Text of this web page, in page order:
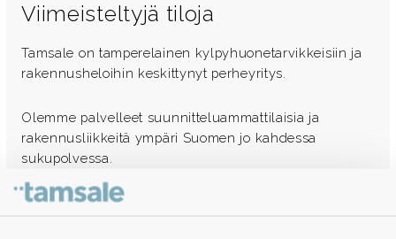
Viimeisteltyjä tiloja
Tamsale on tamperelainen kylpyhuonetarvikkeisiin ja
rakennusheloihin keskittynyt perheyritys.
Olemme palvelleet suunnitteluammattilaisia ja
rakennusliikkeitä ympäri Suomen jo kahdessa
sukupolvessa.
Ota yhteyttä - autamme mielellämme